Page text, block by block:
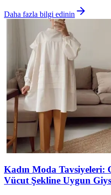
Daha fazla bilgi edinin
Kadın Moda Tavsiyeleri:
Vücut Şekline Uygun